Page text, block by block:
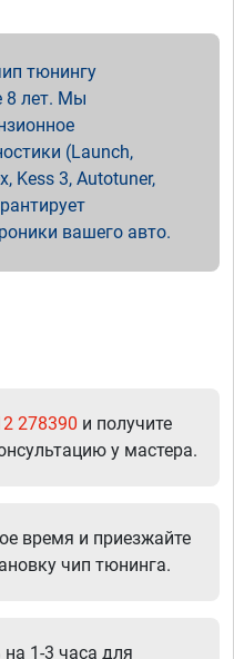
тюнингу
8 лет. Мы
(Launch,
Kess 3, Autotuner,
вашего авто.
278390 и получите
у мастера.
время и приезжайте
чип тюнинга.
1-3 часа для